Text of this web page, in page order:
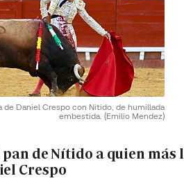
de Daniel Crespo con Nitido, de humillada
embestida. (Emilio Mendez)
de Nítido a quien más
Crespo